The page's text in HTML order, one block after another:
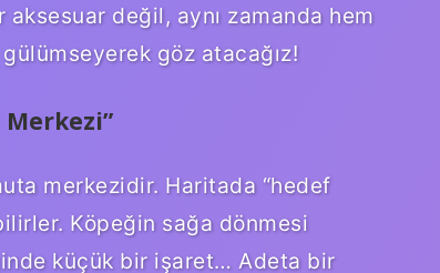
değil, aynı zamanda hem
göz atacağız!
Merkezi”
merkezidir. Haritada “hedef
Köpeğin sağa dönmesi
küçük bir işaret… Adeta bir